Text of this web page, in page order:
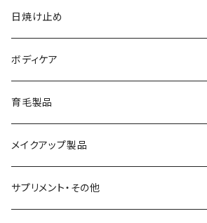
化粧水
美容液
乳液
クリーム
日焼け止め
フェイスマスク
サンソリット
日焼け止め
サンソリット
アクセーヌ
ボディケア
キュアデイズ
育毛製品
まつ毛美容液
メイクアップ製品
ビューティフルスキン
サプリメント・その他